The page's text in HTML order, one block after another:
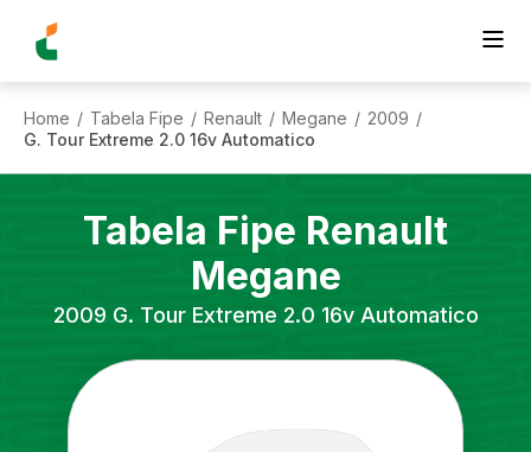
Home / Tabela Fipe / Renault / Megane / 2009 /
G. Tour Extreme 2.0 16v Automatico
Tabela Fipe Renault
Megane
2009 G. Tour Extreme 2.0 16v Automatico